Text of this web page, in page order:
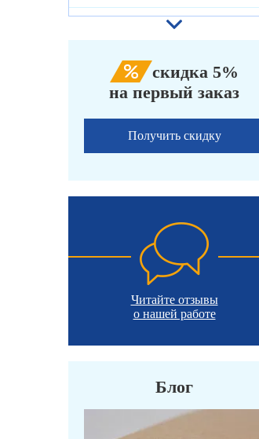
скидка 5%
на первый заказ
Получить скидку
Читайте отзывы
о нашей работе
Блог